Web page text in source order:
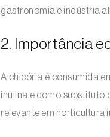
gastronomia e indústria
2. Importância
A chicória é consumida
inulina e como substituto
relevante em horticultura